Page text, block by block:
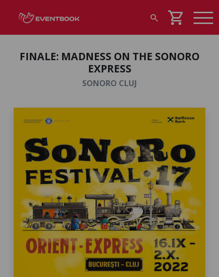
search shopping_cart
FINALE: MADNESS ON THE SONORO
EXPRESS
SONORO CLUJ